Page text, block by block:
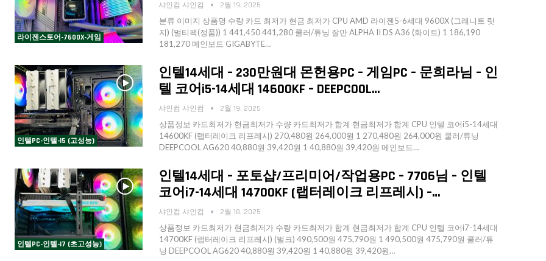
라이젠스토어-7600X-게임
샤인컴 샤인컴 2월 19, 2025
분류 이미지 상품명 수량 카드 최저가 현금 최저가 CPU AMD 라이젠5-6세대 9600X (그래니트 릿
지) (멀티팩(정품)) 1 441,450 441,280 쿨러/튜닝 잘만 ALPHA II DS A36 (화이트) 1 186,190
181,270 메인보드 GIGABYTE…
인텔PC-인텔-I5 (고성능)
인텔14세대 – 230만원대 몬헌용PC – 게임PC – 문희라님 – 인
텔 코어i5-14세대 14600KF – DEEPCOOL…
샤인컴 샤인컴 2월 19, 2025
상품정보 카드최저가 현금최저가 수량 카드최저가 합계 현금최저가 합계 CPU 인텔 코어i5-14세대
14600KF (랩터레이크 리프레시) 270,480원 264,000원 1 270,480원 264,000원 쿨러/튜닝
DEEPCOOL AG620 40,880원 39,420원 1 40,880원 39,420원 메인보드…
인텔PC-인텔-I7 (초고성능)
인텔14세대 – 포토샵/프리미어/작업용PC – 7706님 – 인텔
코어i7-14세대 14700KF (랩터레이크 리프레시) –…
샤인컴 샤인컴 2월 18, 2025
상품정보 카드최저가 현금최저가 수량 카드최저가 합계 현금최저가 합계 CPU 인텔 코어i7-14세대
14700KF (랩터레이크 리프레시) (벌크) 490,500원 475,790원 1 490,500원 475,790원 쿨러/튜
닝 DEEPCOOL AG620 40,880원 39,420원 1 40,880원 39,420원…